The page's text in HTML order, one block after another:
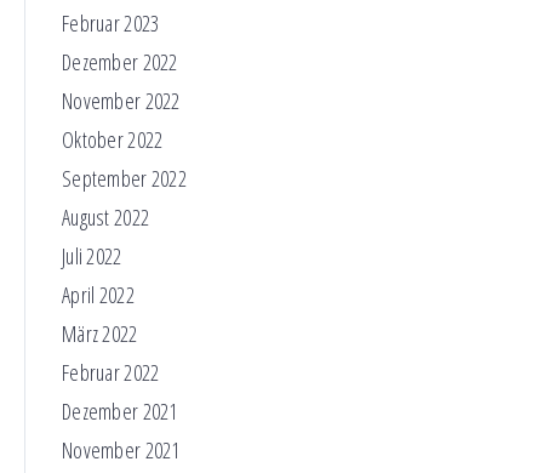
Februar 2023
Dezember 2022
November 2022
Oktober 2022
September 2022
August 2022
Juli 2022
April 2022
März 2022
Februar 2022
Dezember 2021
November 2021